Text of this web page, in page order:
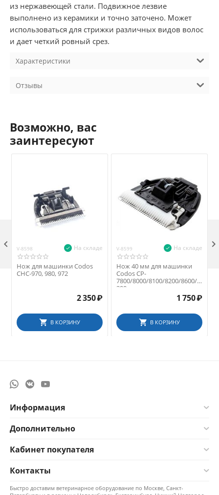
из нержавеющей стали. Подвижное лезвие
выполнено из керамики и точно заточено. Может
использоваться для стрижки различных видов волос
и дает четкий ровный срез.
Характеристики
Отзывы
Возможно, вас
заинтересуют
V-8598 На складе
Нож для машинки Codos
CHC-970, 980, 972
2 350₽
В КОРЗИНУ
V-8599 На складе
Нож 40 мм для машинки
Codos CP-
7800/8000/8100/8200/8600/5
300
1 750₽
В КОРЗИНУ
 
Информация
Дополнительно
Кабинет покупателя
Контакты
Быстро доставим ветеринарное оборудование по Москве, Санкт-